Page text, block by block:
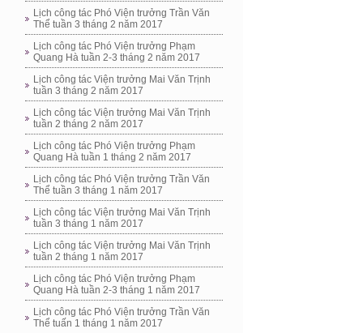
Lịch công tác Phó Viện trưởng Trần Văn
Thể tuần 3 tháng 2 năm 2017
Lịch công tác Phó Viện trưởng Phạm
Quang Hà tuần 2-3 tháng 2 năm 2017
Lịch công tác Viện trưởng Mai Văn Trịnh
tuần 3 tháng 2 năm 2017
Lịch công tác Viện trưởng Mai Văn Trịnh
tuần 2 tháng 2 năm 2017
Lịch công tác Phó Viện trưởng Phạm
Quang Hà tuần 1 tháng 2 năm 2017
Lịch công tác Phó Viện trưởng Trần Văn
Thể tuần 3 tháng 1 năm 2017
Lịch công tác Viện trưởng Mai Văn Trịnh
tuần 3 tháng 1 năm 2017
Lịch công tác Viện trưởng Mai Văn Trịnh
tuần 2 tháng 1 năm 2017
Lịch công tác Phó Viện trưởng Phạm
Quang Hà tuần 2-3 tháng 1 năm 2017
Lịch công tác Phó Viện trưởng Trần Văn
Thể tuấn 1 tháng 1 năm 2017